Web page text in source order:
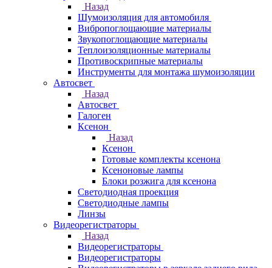
Назад
Шумоизоляция для автомобиля
Вибропоглощающие материалы
Звукопоглощающие материалы
Теплоизоляционные материалы
Противоскрипные материалы
Инструменты для монтажа шумоизоляции
Автосвет
Назад
Автосвет
Галоген
Ксенон
Назад
Ксенон
Готовые комплекты ксенона
Ксеноновые лампы
Блоки розжига для ксенона
Светодиодная проекция
Светодиодные лампы
Линзы
Видеорегистраторы
Назад
Видеорегистраторы
Видеорегистраторы